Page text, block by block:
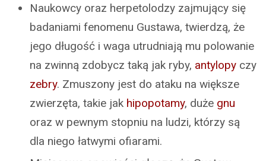
Naukowcy oraz herpetolodzy zajmujący się
badaniami fenomenu Gustawa, twierdzą, że
jego długość i waga utrudniają mu polowanie
na zwinną zdobycz taką jak ryby, antylopy czy
zebry. Zmuszony jest do ataku na większe
zwierzęta, takie jak hipopotamy, duże gnu
oraz w pewnym stopniu na ludzi, którzy są
dla niego łatwymi ofiarami.